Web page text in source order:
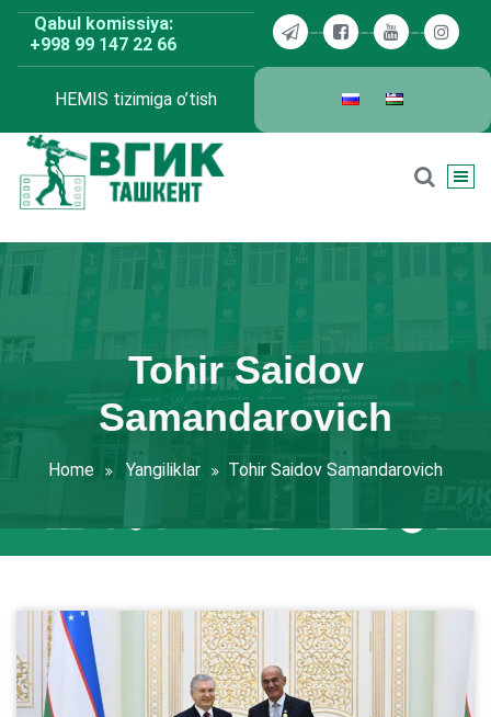
Skip
content
Qabul komissiya:
+998 99 147 22 66
HEMIS tizimiga o’tish
Tohir Saidov
Samandarovich
Home Yangiliklar Tohir Saidov Samandarovich